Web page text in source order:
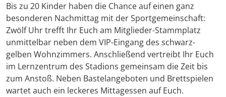
Bis zu 20 Kinder haben die Chance auf einen ganz
besonderen Nachmittag mit der Sportgemeinschaft:
Zwölf Uhr trefft Ihr Euch am Mitglieder-Stammplatz
unmittelbar neben dem VIP-Eingang des schwarz-
gelben Wohnzimmers. Anschließend vertreibt Ihr Euch
im Lernzentrum des Stadions gemeinsam die Zeit bis
zum Anstoß. Neben Bastelangeboten und Brettspielen
wartet auch ein leckeres Mittagessen auf Euch.